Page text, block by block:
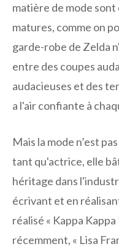
matière de mode
matures, comme on
garde-robe de Zelda
entre des coupes
audacieuses et des
a l'air confiante à
Mais la mode n’est
tant qu'actrice, elle
héritage dans
écrivant et en
réalisé « Kappa
récemment, « Lisa